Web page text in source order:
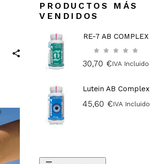
PRODUCTOS MÁS
VENDIDOS
RE-7 AB COMPLEX
30,70 €IVA Incluido
Lutein AB Complex
45,60 €IVA Incluido